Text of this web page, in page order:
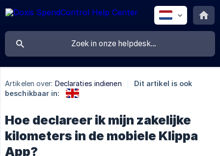
Artikelen over: Declaraties indienen
Dit artikel is ook
beschikbaar in:
Hoe declareer ik mijn zakelijke
kilometers in de mobiele Klippa
App?